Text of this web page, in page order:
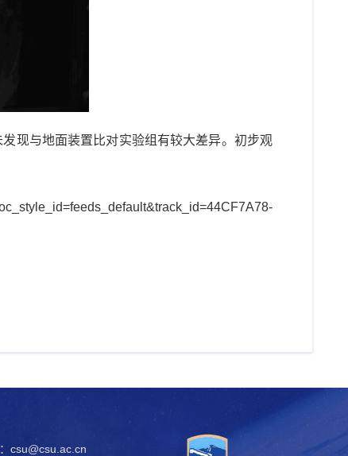
现与地面装置比对实验组有较大差异。初步观
csu@csu.ac.cn